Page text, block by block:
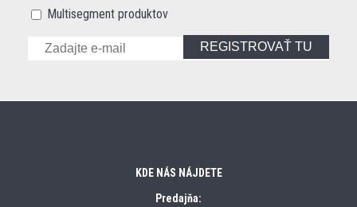
Multisegment produktov
REGISTROVAŤ TU
KDE NÁS NÁJDETE
Predajňa: